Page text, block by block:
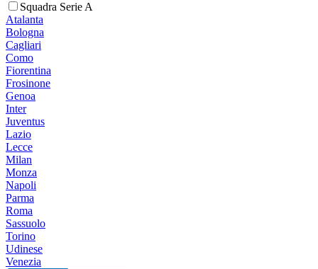
Squadra Serie A
Atalanta
Bologna
Cagliari
Como
Fiorentina
Frosinone
Genoa
Inter
Juventus
Lazio
Lecce
Milan
Monza
Napoli
Parma
Roma
Sassuolo
Torino
Udinese
Venezia